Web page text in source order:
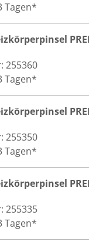
Tagen*
255360
Tagen*
255350
Tagen*
255335
Tagen*